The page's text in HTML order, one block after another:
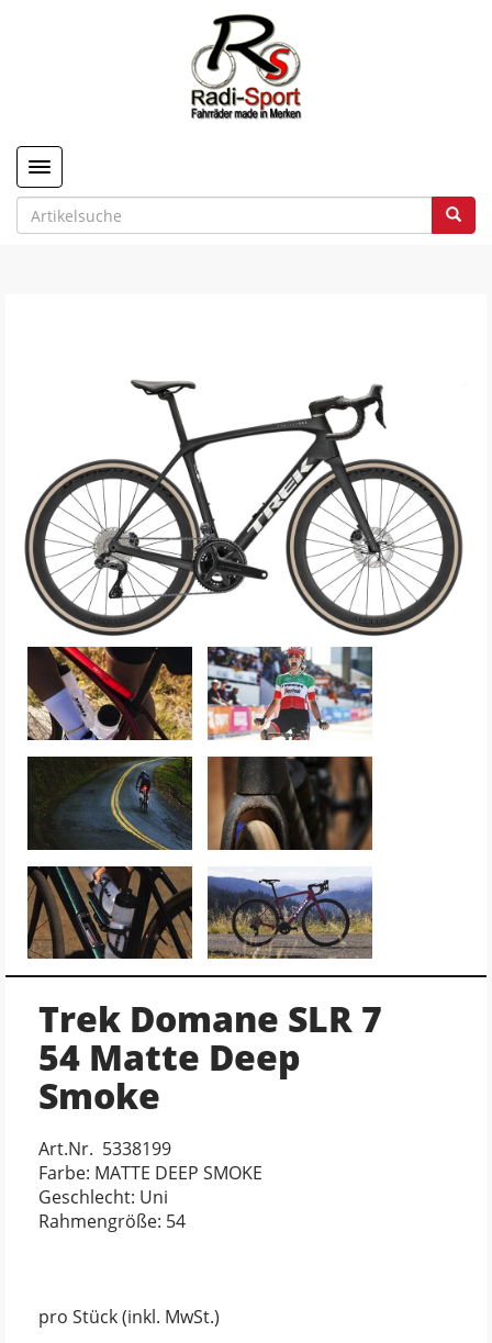
Toggle navigation
Trek Domane SLR 7
54 Matte Deep
Smoke
Art.Nr. 5338199
Farbe: MATTE DEEP SMOKE
Geschlecht: Uni
Rahmengröße: 54
pro Stück (inkl. MwSt.)